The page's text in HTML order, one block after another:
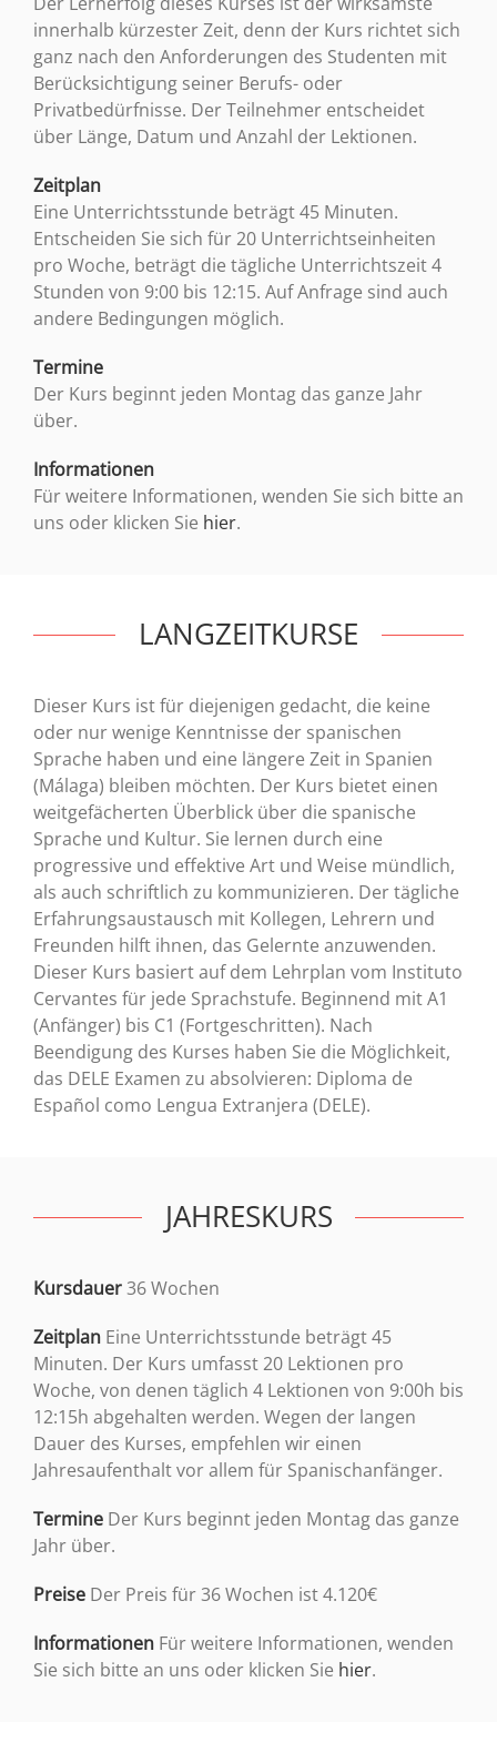
innerhalb kürzester Zeit, denn der Kurs richtet sich
ganz nach den Anforderungen des Studenten mit
Berücksichtigung seiner Berufs- oder
Privatbedürfnisse. Der Teilnehmer entscheidet
über Länge, Datum und Anzahl der Lektionen.
Zeitplan
Eine Unterrichtsstunde beträgt 45 Minuten.
Entscheiden Sie sich für 20 Unterrichtseinheiten
pro Woche, beträgt die tägliche Unterrichtszeit 4
Stunden von 9:00 bis 12:15. Auf Anfrage sind auch
andere Bedingungen möglich.
Termine
Der Kurs beginnt jeden Montag das ganze Jahr
über.
Informationen
Für weitere Informationen, wenden Sie sich bitte an
uns oder klicken Sie hier.
LANGZEITKURSE
Dieser Kurs ist für diejenigen gedacht, die keine
oder nur wenige Kenntnisse der spanischen
Sprache haben und eine längere Zeit in Spanien
(Málaga) bleiben möchten. Der Kurs bietet einen
weitgefächerten Überblick über die spanische
Sprache und Kultur. Sie lernen durch eine
progressive und effektive Art und Weise mündlich,
als auch schriftlich zu kommunizieren. Der tägliche
Erfahrungsaustausch mit Kollegen, Lehrern und
Freunden hilft ihnen, das Gelernte anzuwenden.
Dieser Kurs basiert auf dem Lehrplan vom Instituto
Cervantes für jede Sprachstufe. Beginnend mit A1
(Anfänger) bis C1 (Fortgeschritten). Nach
Beendigung des Kurses haben Sie die Möglichkeit,
das DELE Examen zu absolvieren: Diploma de
Español como Lengua Extranjera (DELE).
JAHRESKURS
Kursdauer36 Wochen
Zeitplan Eine Unterrichtsstunde beträgt 45
Minuten. Der Kurs umfasst 20 Lektionen pro
Woche, von denen täglich 4 Lektionen von 9:00h bis
12:15h abgehalten werden. Wegen der langen
Dauer des Kurses, empfehlen wir einen
Jahresaufenthalt vor allem für Spanischanfänger.
Termine Der Kurs beginnt jeden Montag das ganze
Jahr über.
Preise Der Preis für 36 Wochen ist 4.120€
Informationen Für weitere Informationen, wenden
Sie sich bitte an uns oder klicken Sie hier.